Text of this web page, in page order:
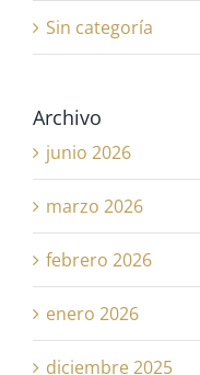
Sin categoría
Archivo
junio 2026
marzo 2026
febrero 2026
enero 2026
diciembre 2025